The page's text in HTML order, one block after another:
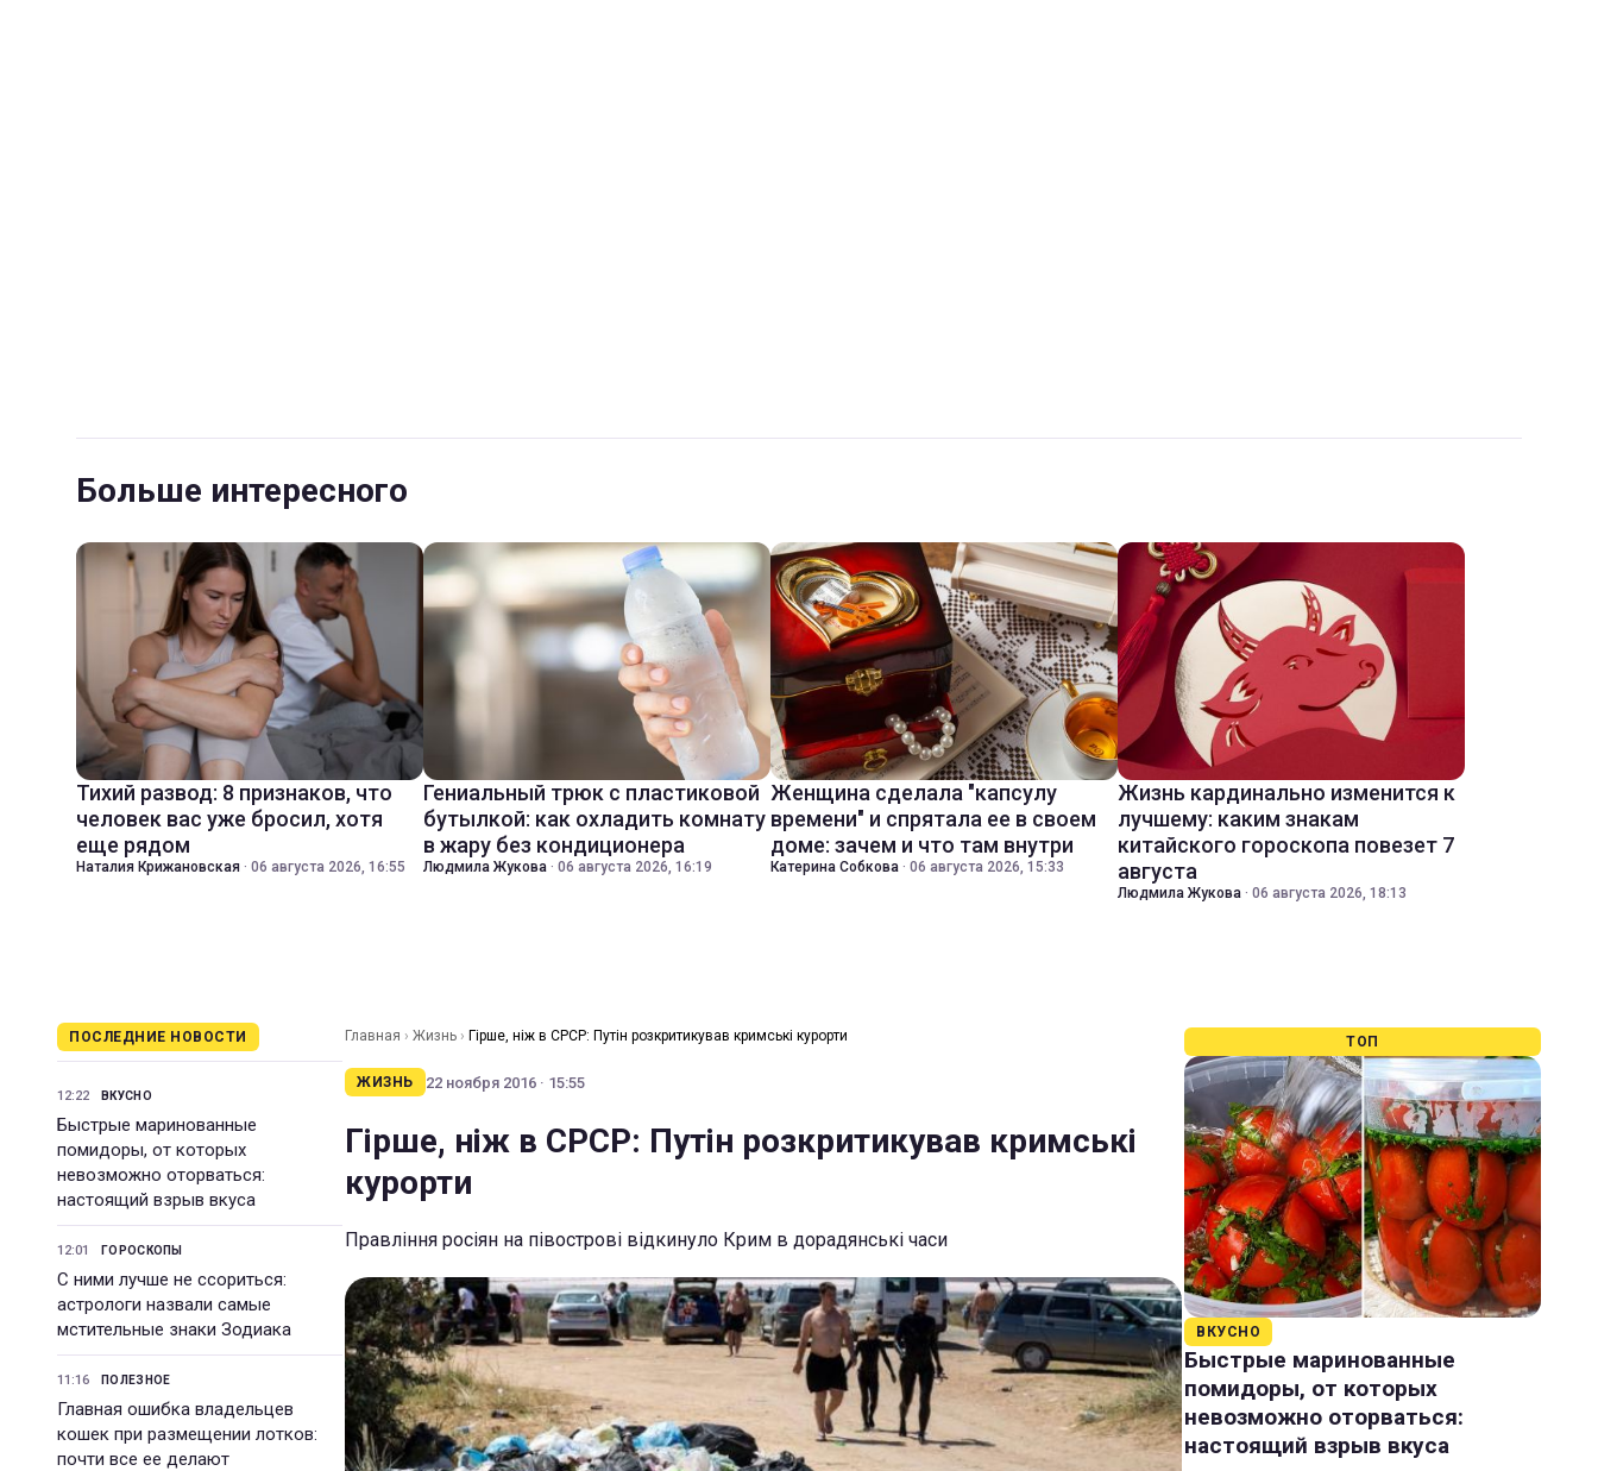
Больше интересного
Тихий развод: 8 признаков, что
человек вас уже бросил, хотя
еще рядом
Наталия Крижановская · 06 августа 2026, 16:55
Гениальный трюк с пластиковой
бутылкой: как охладить комнату
в жару без кондиционера
Людмила Жукова · 06 августа 2026, 16:19
Женщина сделала "капсулу
времени" и спрятала ее в своем
доме: зачем и что там внутри
Катерина Собкова · 06 августа 2026, 15:33
Жизнь кардинально изменится к
лучшему: каким знакам
китайского гороскопа повезет 7
августа
Людмила Жукова · 06 августа 2026, 18:13
ПОСЛЕДНИЕ НОВОСТИ
12:22 ВКУСНО
Быстрые маринованные
помидоры, от которых
невозможно оторваться:
настоящий взрыв вкуса
12:01 ГОРОСКОПЫ
С ними лучше не ссориться:
астрологи назвали самые
мстительные знаки Зодиака
11:16 ПОЛЕЗНОЕ
Главная ошибка владельцев
кошек при размещении лотков:
почти все ее делают
Главная › Жизнь › Гірше, ніж в СРСР: Путін розкритикував кримські курорти
ЖИЗНЬ 22 ноября 2016 · 15:55
Гірше, ніж в СРСР: Путін розкритикував кримські
курорти
Правління росіян на півострові відкинуло Крим в дорадянські часи
ТОП
ВКУСНО
Быстрые маринованные
помидоры, от которых
невозможно оторваться:
настоящий взрыв вкуса